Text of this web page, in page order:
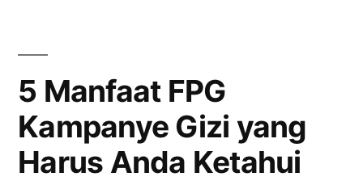
Kita”
5 Manfaat FPG
Kampanye Gizi yang
Harus Anda Ketahui